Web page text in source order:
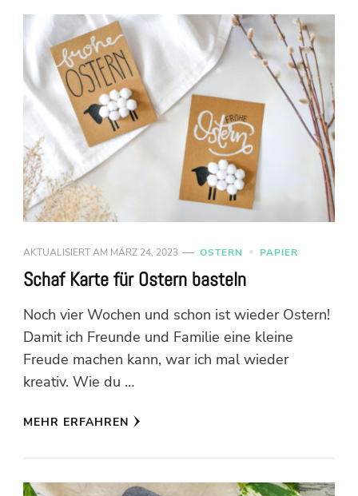
AKTUALISIERT AM MÄRZ 24, 2023 OSTERN PAPIER
Schaf Karte für Ostern basteln
Noch vier Wochen und schon ist wieder Ostern!
Damit ich Freunde und Familie eine kleine
Freude machen kann, war ich mal wieder
kreativ. Wie du …
MEHR ERFAHREN